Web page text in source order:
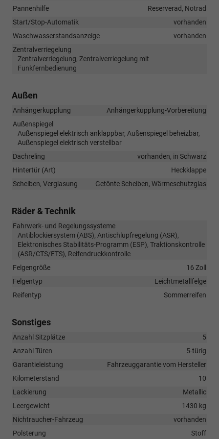
Pannenhilfe
Reserverad, Notrad
Start/Stop-Automatik
vorhanden
Waschwasserstandsanzeige
vorhanden
Zentralverriegelung
Zentralverriegelung, Zentralverriegelung mit
Funkfernbedienung
Außen
Anhängerkupplung
Anhängerkupplung-Vorbereitung
Außenspiegel
Außenspiegel elektrisch anklappbar, Außenspiegel beheizbar,
Außenspiegel elektrisch verstellbar
Dachreling
vorhanden, in Schwarz
Hintertür (Art)
Heckklappe
Scheiben, Verglasung
Getönte Scheiben, Wärmeschutzglas
Räder & Technik
Fahrwerk- und Regelungssysteme
Antiblockiersystem (ABS), Antischlupfregelung (ASR),
Elektronisches Stabilitäts-Programm (ESP), Traktionskontrolle
(ASR/CTS/ETS), Reifendruckkontrolle
Felgengröße
16 Zoll
Felgentyp
Leichtmetallfelge
Reifentyp
Sommerreifen
Sonstiges
Anzahl Sitzplätze
5
Anzahl Türen
5-türig
Garantieleistung
Fahrzeuggarantie vom Hersteller
Kilometerstand
10
Lackierung
Metallic
Leergewicht
1430 kg
Nichtraucher-Fahrzeug
vorhanden
Polsterung
Stoff